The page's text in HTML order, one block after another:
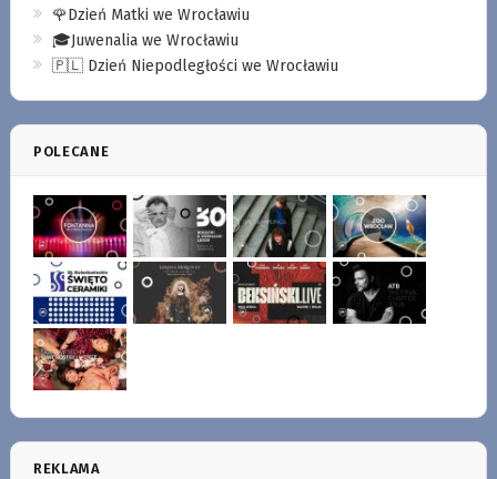
🌹Dzień Matki we Wrocławiu
🎓Juwenalia we Wrocławiu
🇵🇱 Dzień Niepodległości we Wrocławiu
POLECANE
REKLAMA